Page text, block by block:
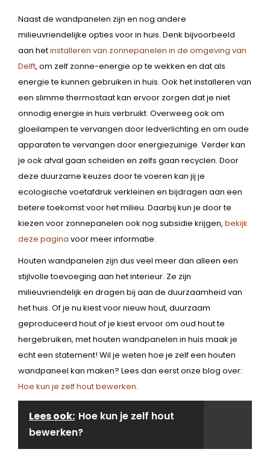
Naast de wandpanelen zijn en nog andere
milieuvriendelijke opties voor in huis. Denk bijvoorbeeld
aan hetinstalleren van zonnepanelen in de omgeving van
Delft, om zelf zonne-energie op te wekken en dat als
energie te kunnen gebruiken in huis. Ook het installeren van
een slimme thermostaat kan ervoor zorgen dat je niet
onnodig energie in huis verbruikt. Overweeg ook om
gloeilampen te vervangen door ledverlichting en om oude
apparaten te vervangen door energiezuinige. Verder kan
je ook afval gaan scheiden en zelfs gaan recyclen. Door
deze duurzame keuzes door te voeren kan jij je
ecologische voetafdruk verkleinen en bijdragen aan een
betere toekomst voor het milieu. Daarbij kun je door te
kiezen voor zonnepanelen ook nog subsidie krijgen, bekijk
deze pagina voor meer informatie.
Houten wandpanelen zijn dus veel meer dan alleen een
stijlvolle toevoeging aan het interieur. Ze zijn
milieuvriendelijk en dragen bij aan de duurzaamheid van
het huis. Of je nu kiest voor nieuw hout, duurzaam
geproduceerd hout of je kiest ervoor om oud hout te
hergebruiken, met houten wandpanelen in huis maak je
echt een statement! Wil je weten hoe je zelf een houten
wandpaneel kan maken? Lees dan eerst onze blog over:
Hoe kun je zelf hout bewerken.
Lees ook: Hoe kun je zelf hout
bewerken?